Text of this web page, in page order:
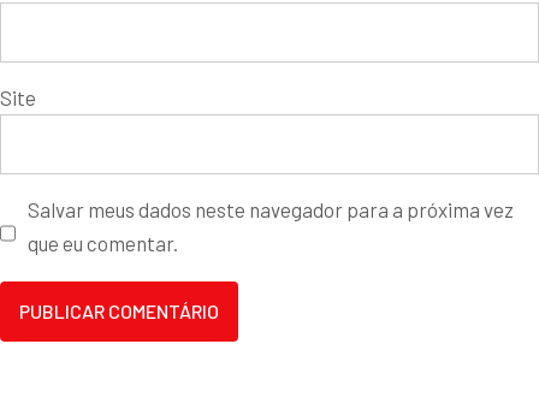
Site
Salvar meus dados neste navegador para a próxima vez
que eu comentar.